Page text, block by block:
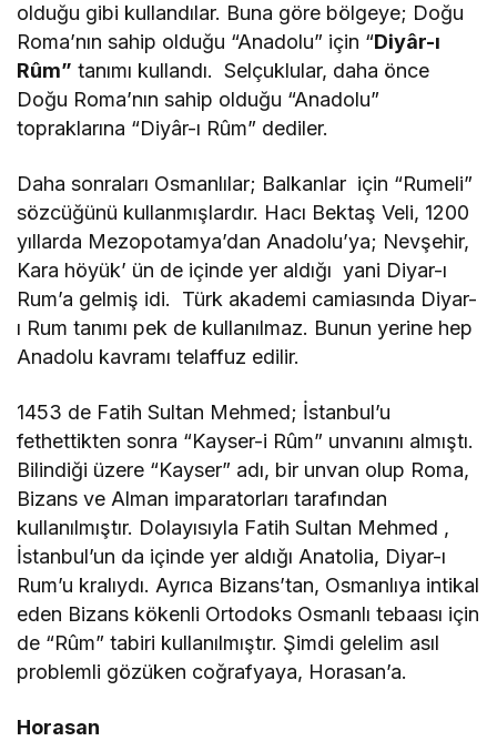
olduğu gibi kullandılar. Buna göre bölgeye; Doğu
Roma’nın sahip olduğu “Anadolu” için “Diyâr-ı
Rûm” tanımı kullandı. Selçuklular, daha önce
Doğu Roma’nın sahip olduğu “Anadolu”
topraklarına “Diyâr-ı Rûm” dediler.
Daha sonraları Osmanlılar; Balkanlar için “Rumeli”
sözcüğünü kullanmışlardır. Hacı Bektaş Veli, 1200
yıllarda Mezopotamya’dan Anadolu’ya; Nevşehir,
Kara höyük’ ün de içinde yer aldığı yani Diyar-ı
Rum’a gelmiş idi. Türk akademi camiasında Diyar-
ı Rum tanımı pek de kullanılmaz. Bunun yerine hep
Anadolu kavramı telaffuz edilir.
1453 de Fatih Sultan Mehmed; İstanbul’u
fethettikten sonra “Kayser-i Rûm” unvanını almıştı.
Bilindiği üzere “Kayser” adı, bir unvan olup Roma,
Bizans ve Alman imparatorları tarafından
kullanılmıştır. Dolayısıyla Fatih Sultan Mehmed ,
İstanbul’un da içinde yer aldığı Anatolia, Diyar-ı
Rum’u kralıydı. Ayrıca Bizans’tan, Osmanlıya intikal
eden Bizans kökenli Ortodoks Osmanlı tebaası için
de “Rûm” tabiri kullanılmıştır. Şimdi gelelim asıl
problemli gözüken coğrafyaya, Horasan’a.
Horasan